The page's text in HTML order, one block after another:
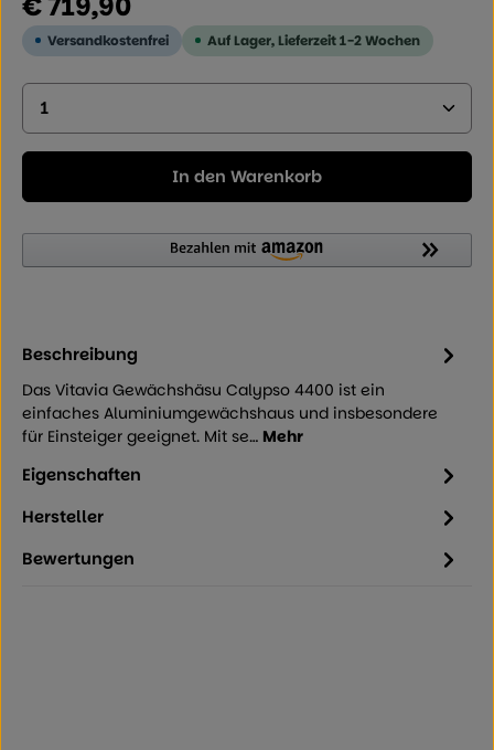
Versandkostenfrei Auf Lager, Lieferzeit 1-2 Wochen
Produkt Anzahl: Geben Sie den gewünschten
In den Warenkorb
Beschreibung
Das Vitavia Gewächshäsu Calypso 4400 ist ein
einfaches Aluminiumgewächshaus und insbesondere
für Einsteiger geeignet. Mit se… Mehr
Eigenschaften
Hersteller
Bewertungen